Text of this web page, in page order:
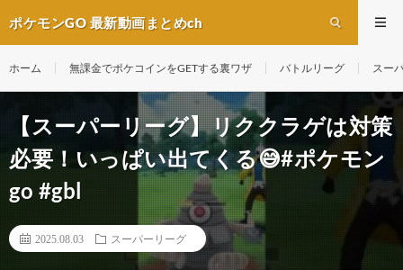
ポケモンGO 最新動画まとめch
ホーム 無課金でポケコインをGETする裏ワザ バトルリーグ スー
【スーパーリーグ】リククラゲは対策
必要！いっぱい出てくる😅#ポケモン
go #gbl
2025.08.03 スーパーリーグ